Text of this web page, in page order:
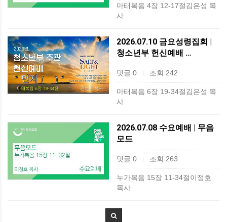
마태복음 4장 12-17절김은성 목
사
2026.07.10 금요성령집회 |
청소년부 헌신예배 …
댓글 0 | 조회 242
마태복음 6장 19-34절김은성 목
사
2026.07.08 수요예배 | 무음
모드
댓글 0 | 조회 263
누가복음 15장 11-34절이정호
목사